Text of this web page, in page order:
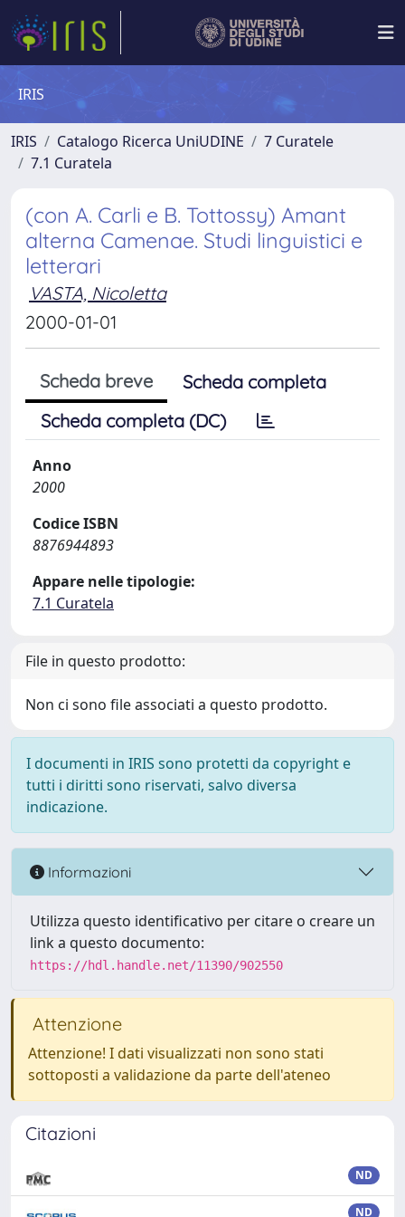
IRIS
IRIS Catalogo Ricerca UniUDINE
7 Curatele
7.1 Curatela
(con A. Carli e B. Tottossy) Amant
alterna Camenae. Studi linguistici e
letterari
VASTA, Nicoletta
2000-01-01
Scheda breve
Scheda completa
Scheda completa (DC)
Anno
2000
Codice ISBN
8876944893
Appare nelle tipologie:
7.1 Curatela
File in questo prodotto:
Non ci sono file associati a questo prodotto.
I documenti in IRIS sono protetti da copyright e
tutti i diritti sono riservati, salvo diversa
indicazione.
Informazioni
Utilizza questo identificativo per citare o creare un
link a questo documento:
https://hdl.handle.net/11390/902550
Attenzione
Attenzione! I dati visualizzati non sono stati
sottoposti a validazione da parte dell'ateneo
Citazioni
ND
ND